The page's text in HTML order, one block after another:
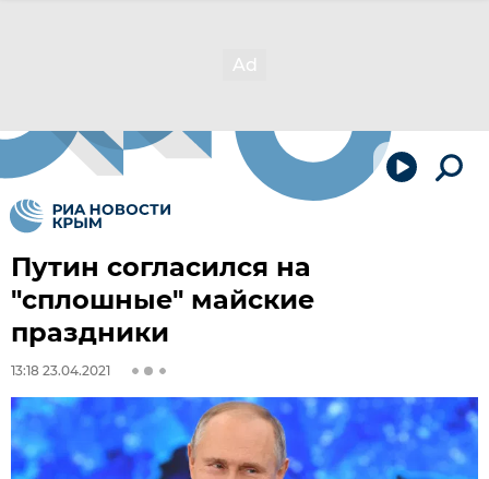
Путин согласился на
"сплошные" майские
праздники
13:18 23.04.2021